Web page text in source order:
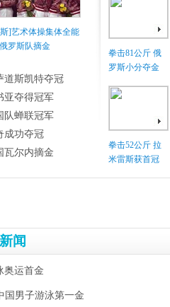
]艺术体操集体全能
罗斯队摘金
道斯凯特夺冠
亚夺得冠军
队蝉联冠军
成功夺冠
瓦尔内摘金
拳击81公斤 俄
罗斯小分夺金
拳击52公斤 拉
米雷斯获首冠
闻
奥运首金
国男子游泳第一金